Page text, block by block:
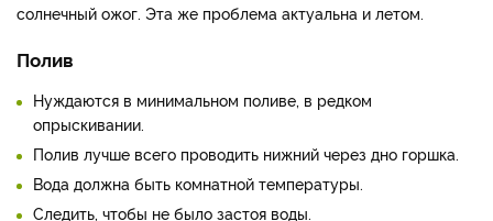
солнечный ожог. Эта же проблема актуальна и летом.
Полив
Нуждаются в минимальном поливе, в редком
опрыскивании.
Полив лучше всего проводить нижний через дно горшка.
Вода должна быть комнатной температуры.
Следить, чтобы не было застоя воды.